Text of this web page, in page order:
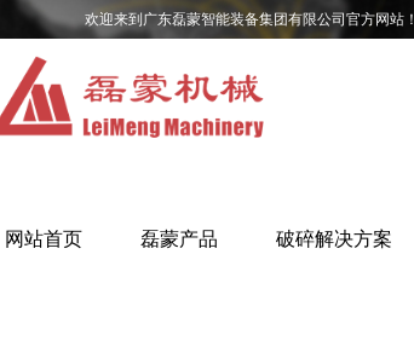
欢迎来到广东磊蒙智能装备集团有限公司官方网站
网站首页 磊蒙产品 破碎解决方案